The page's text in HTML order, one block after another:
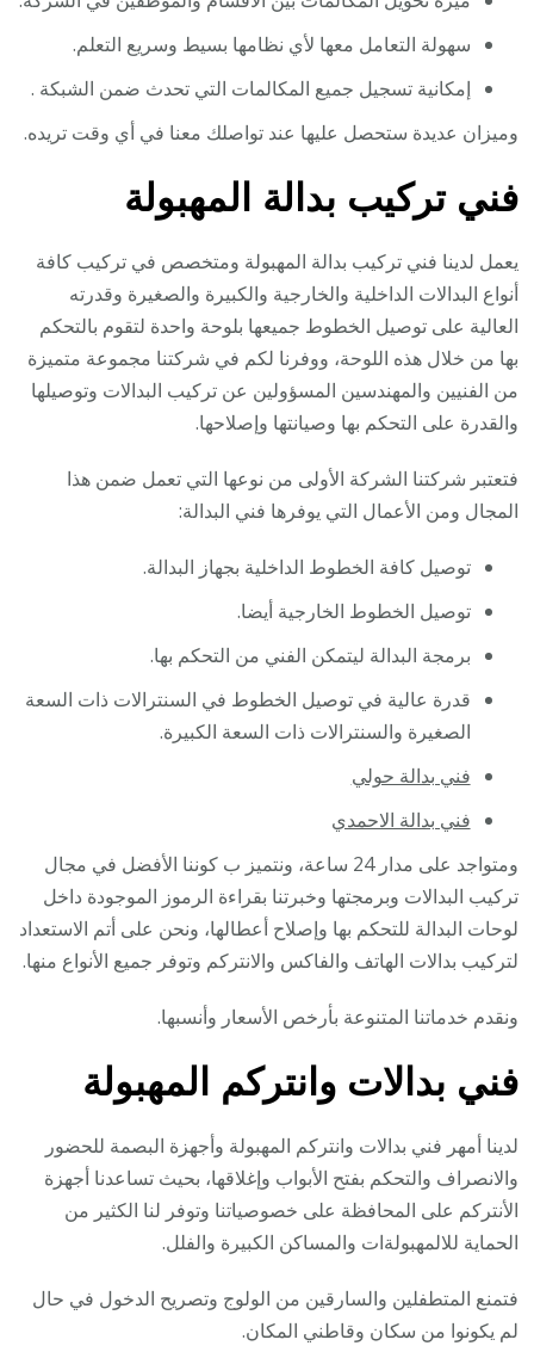
سهولة التعامل معها لأي نظامها بسيط وسريع التعلم.
إمكانية تسجيل جميع المكالمات التي تحدث ضمن الشبكة .
وميزان عديدة ستحصل عليها عند تواصلك معنا في أي وقت تريده.
فني تركيب بدالة المهبولة
يعمل لدينا فني تركيب بدالة المهبولة ومتخصص في تركيب كافة
أنواع البدالات الداخلية والخارجية والكبيرة والصغيرة وقدرته
العالية على توصيل الخطوط جميعها بلوحة واحدة لتقوم بالتحكم
بها من خلال هذه اللوحة، ووفرنا لكم في شركتنا مجموعة متميزة
من الفنيين والمهندسين المسؤولين عن تركيب البدالات وتوصيلها
والقدرة على التحكم بها وصيانتها وإصلاحها.
فتعتبر شركتنا الشركة الأولى من نوعها التي تعمل ضمن هذا
المجال ومن الأعمال التي يوفرها فني البدالة:
توصيل كافة الخطوط الداخلية بجهاز البدالة.
توصيل الخطوط الخارجية أيضا.
برمجة البدالة ليتمكن الفني من التحكم بها.
قدرة عالية في توصيل الخطوط في السنترالات ذات السعة
الصغيرة والسنترالات ذات السعة الكبيرة.
فني بدالة حولي
فني بدالة الاحمدي
ومتواجد على مدار 24 ساعة، ونتميز ب كوننا الأفضل في مجال
تركيب البدالات وبرمجتها وخبرتنا بقراءة الرموز الموجودة داخل
لوحات البدالة للتحكم بها وإصلاح أعطالها، ونحن على أتم الاستعداد
لتركيب بدالات الهاتف والفاكس والانتركم وتوفر جميع الأنواع منها.
ونقدم خدماتنا المتنوعة بأرخص الأسعار وأنسبها.
فني بدالات وانتركم المهبولة
لدينا أمهر فني بدالات وانتركم المهبولة وأجهزة البصمة للحضور
والانصراف والتحكم بفتح الأبواب وإغلاقها، بحيث تساعدنا أجهزة
الأنتركم على المحافظة على خصوصياتنا وتوفر لنا الكثير من
الحماية للالمهبولةات والمساكن الكبيرة والفلل.
فتمنع المتطفلين والسارقين من الولوج وتصريح الدخول في حال
لم يكونوا من سكان وقاطني المكان.